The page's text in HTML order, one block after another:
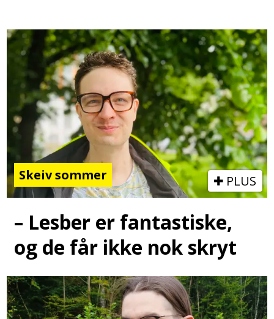
Skeiv sommer PLUS
– Lesber er fantastiske,
og de får ikke nok skryt